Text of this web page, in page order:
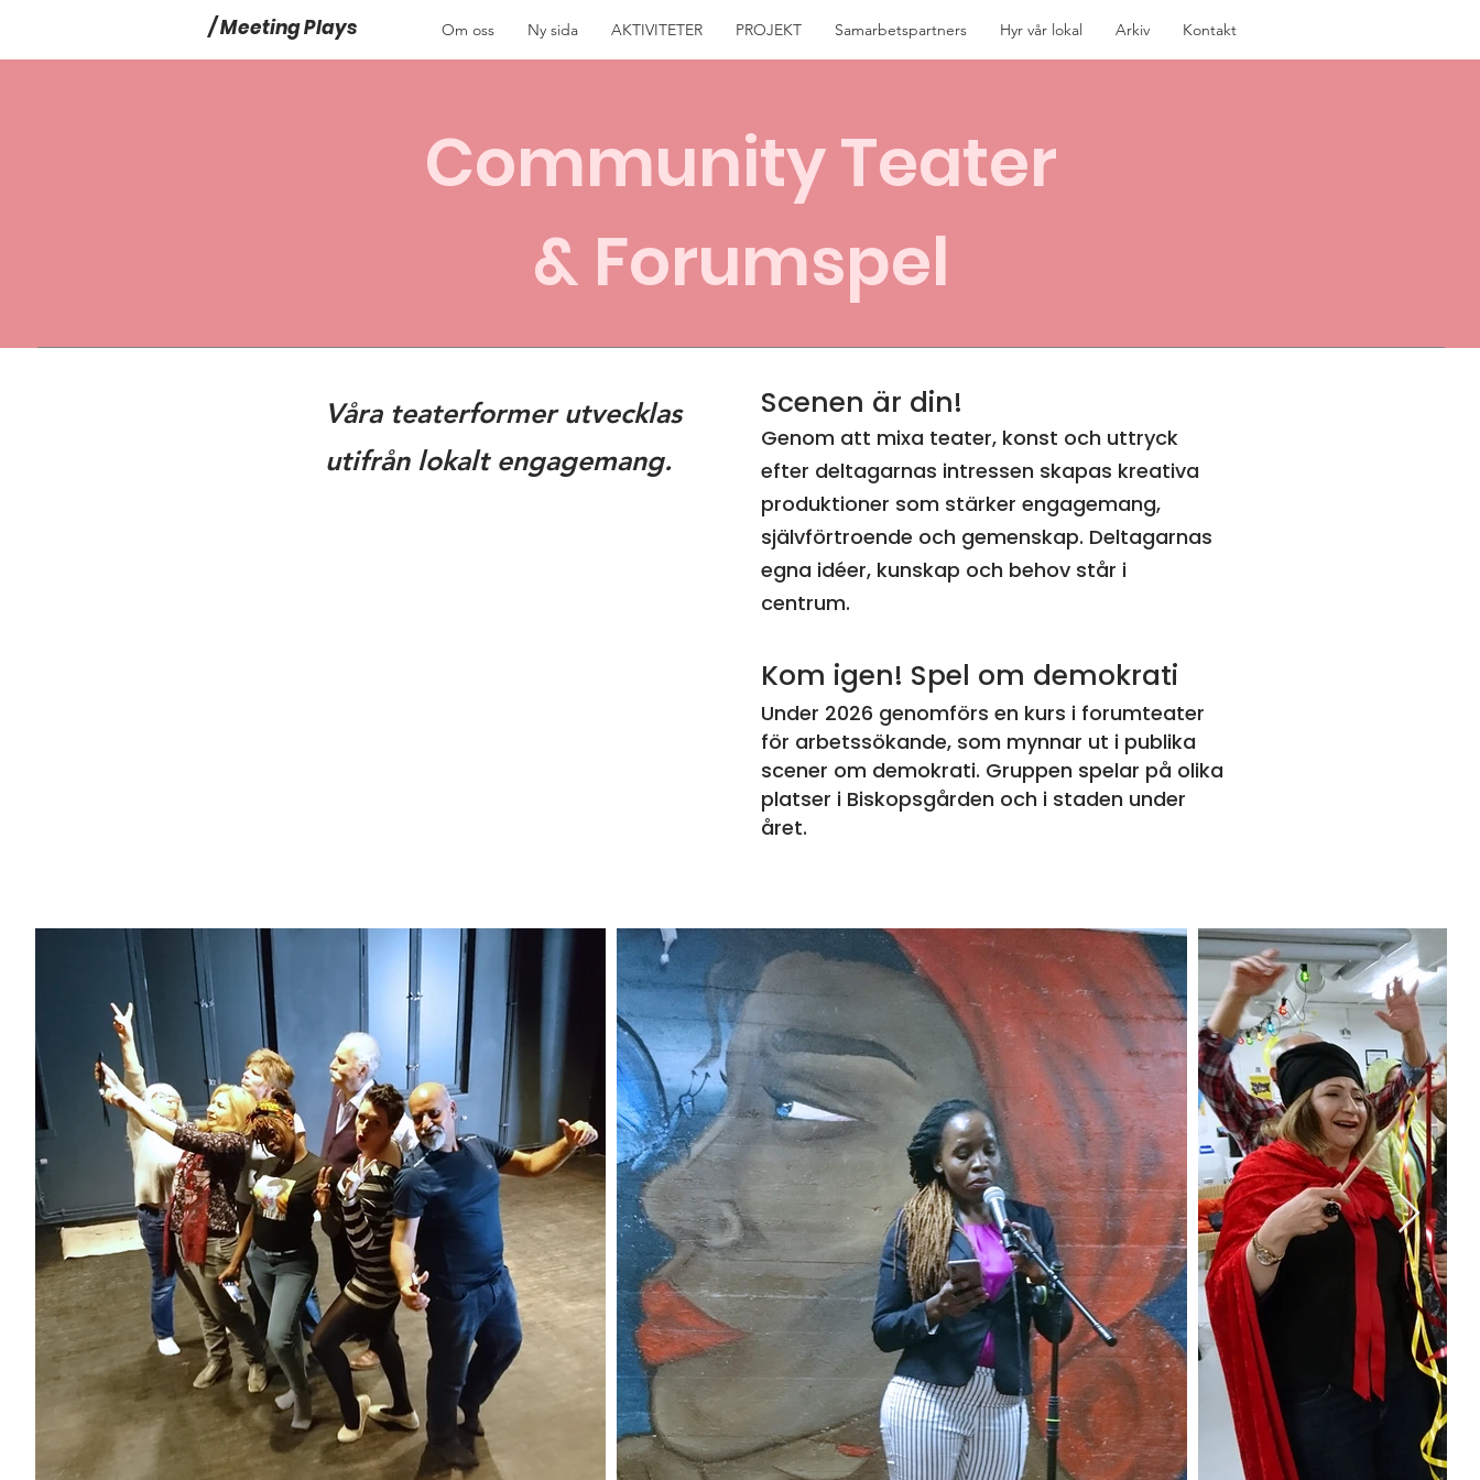
Meeting Plays
Meeting Plays
/ Meeting Plays Om oss Ny sida AKTIVITETER PROJEKT Samarbetspartners Hyr vår lokal Arkiv Kontakt
Community Teater
& Forumspel
Våra teaterformer utvecklas
utifrån lokalt engagemang.
Scenen är din!
Genom att mixa teater, konst och uttryck
efter deltagarnas intressen skapas kreativa
produktioner som stärker engagemang,
självförtroende och gemenskap. Deltagarnas
egna idéer, kunskap och behov står i
centrum.
Kom igen! Spel om demokrati
Under 2026 genomförs en kurs i forumteater
för arbetssökande, som mynnar ut i publika
scener om demokrati. Gruppen spelar på olika
platser i Biskopsgården och i staden under
året.